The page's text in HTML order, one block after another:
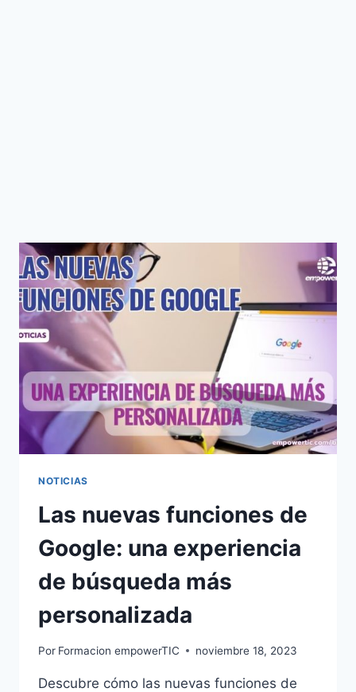
NOTICIAS
Las nuevas funciones de
Google: una experiencia
de búsqueda más
personalizada
Por Formacion empowerTIC noviembre 18, 2023
Descubre cómo las nuevas funciones de